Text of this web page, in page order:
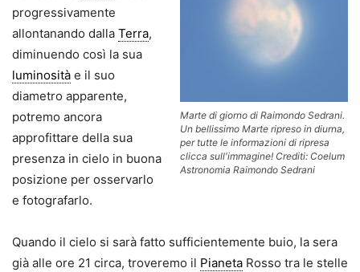
Marte di giorno di Raimondo Sedrani.
Un bellissimo Marte ripreso in diurna,
per tutte le informazioni di ripresa
clicca sull'immagine! Crediti: Coelum
Astronomia Raimondo Sedrani
progressivamente
allontanando dalla Terra,
diminuendo così la sua
luminosità e il suo
diametro apparente,
potremo ancora
approfittare della sua
presenza in cielo in buona
posizione per osservarlo
e fotografarlo.
Quando il cielo si sarà fatto sufficientemente buio, la sera
già alle ore 21 circa, troveremo il Pianeta Rosso tra le stelle